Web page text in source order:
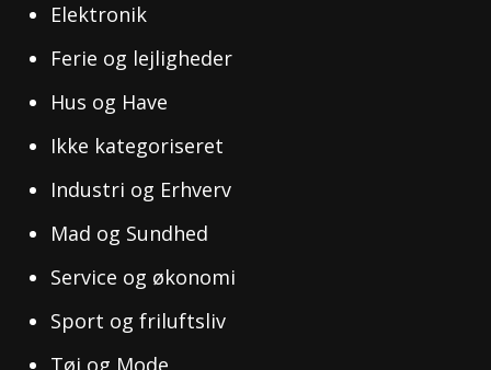
Elektronik
Ferie og lejligheder
Hus og Have
Ikke kategoriseret
Industri og Erhverv
Mad og Sundhed
Service og økonomi
Sport og friluftsliv
Tøj og Mode